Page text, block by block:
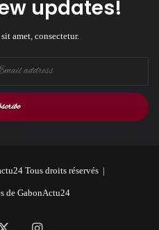
updates!
amet, consectetur.
Tous droits réservés |
de GabonActu24
Instagram